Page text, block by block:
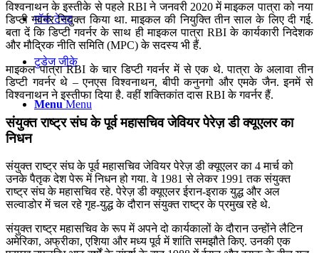
मॉक टेस्ट
टुडेज जीके
Menu Menu
विश्वनाथन के इस्तीके से पहले RBI ने जनवरी 2020 में माइकल पात्रा को नया
डिप्टी गवर्नर नियुक्त किया था. माइकल की नियुक्ति तीन साल के लिए दी गई.
बता दें कि डिप्टी गवर्नर के साथ ही माइकल पात्रा RBI के कार्यकारी निदेशक
और मौद्रिक नीति समिति (MPC) के सदस्य भी हैं.
माइकल पात्रा RBI के चार डिप्टी गवर्नर में से एक थे. पात्रा के अलावा तीन
डिप्टी गवर्नर थे – एनएस विश्वनाथन, बीपी कनुनगो और एमके जैन. इनमें से
विश्वनाथन ने इस्तीफा दिया है. वहीं शक्तिकांत दास RBI के गवर्नर हैं.
संयुक्‍त राष्‍ट्र संघ के पूर्व महासचिव जेवियर पेरेज़ डी क्यूएलर का
निधन
संयुक्‍त राष्‍ट्र संघ के पूर्व महासचिव जेवियर पेरेज़ डी क्यूएलर का 4 मार्च को
उनके पैतृक देश पेरू में निधन हो गया. वे 1981 से लेकर 1991 तक संयुक्‍त
राष्‍ट्र संघ के महासचिव रहे. पेरेज़ डी क्यूएलर ईरान-इराक युद्ध और अल
सल्वाडोर में चल रहे गृह-युद्ध के दौरान संयुक्‍त राष्‍ट्र के प्रमुख रहे थे.
संयुक्त राष्ट्र महासचिव के रूप में अपने दो कार्यकालों के दौरान उन्होंने लैटिन
अमेरिका, अफ्रीका, एशिया और मध्य पूर्व में शांति समझौते किए. उनकी एक